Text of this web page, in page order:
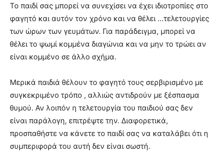
Το παιδί σας μπορεί να συνεχίσει να έχει ιδιοτροπίες στο
φαγητό και αυτόν τον χρόνο και να θέλει …τελετουργίες
των ώρων των γευμάτων. Για παράδειγμα, μπορεί να
θέλει το ψωμί κομμένα διαγώνια και να μην το τρώει αν
είναι κομμένο σε άλλο σχήμα.
Μερικά παιδιά θέλουν το φαγητό τους σερβιρισμένο με
συγκεκριμένο τρόπο , αλλιώς αντιδρούν με ξέσπασμα
θυμού. Αν λοιπόν η τελετουργία του παιδιού σας δεν
είναι παράλογη, επιτρέψτε την. Διαφορετικά,
προσπαθήστε να κάνετε το παιδί σας να καταλάβει ότι η
συμπεριφορά του αυτή δεν είναι σωστή.